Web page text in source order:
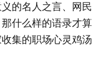
的名人之言、网民
什么样的语录才算
集的职场心灵鸡汤